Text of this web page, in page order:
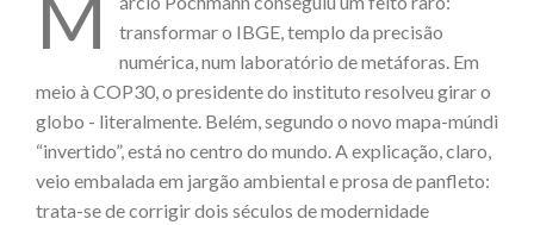
M
transformar o IBGE, templo da precisão
numérica, num laboratório de metáforas. Em
meio à COP30, o presidente do instituto resolveu girar o
globo - literalmente. Belém, segundo o novo mapa-múndi
“invertido”, está no centro do mundo. A explicação, claro,
veio embalada em jargão ambiental e prosa de panfleto:
trata-se de corrigir dois séculos de modernidade